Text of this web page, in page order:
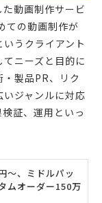
動画制作サービ
ての動画制作が
うクライアント
ニーズと目的に
製品PR、リク
ジャンルに対応
証、運用といっ
〜、ミドルパッ
ムオーダー150万